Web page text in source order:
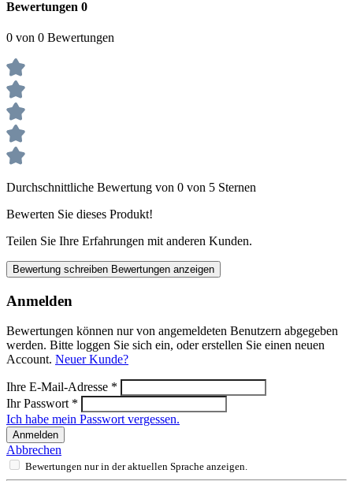
Bewertungen 0
0 von 0 Bewertungen
Durchschnittliche Bewertung von 0 von 5 Sternen
Bewerten Sie dieses Produkt!
Teilen Sie Ihre Erfahrungen mit anderen Kunden.
Bewertung schreiben Bewertungen anzeigen
Anmelden
Bewertungen können nur von angemeldeten Benutzern abgegeben
werden. Bitte loggen Sie sich ein, oder erstellen Sie einen neuen
Account. Neuer Kunde?
Ihre E-Mail-Adresse *
Ihr Passwort *
Ich habe mein Passwort vergessen.
Anmelden
Abbrechen
Bewertungen nur in der aktuellen Sprache anzeigen.